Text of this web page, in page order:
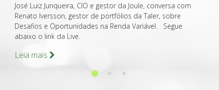
José Luiz Junqueira, CIO e gestor da Joule, conversa com
Renato Iversson, gestor de portfólios da Taler, sobre
Desafios e Oportunidades na Renda Variável. Segue
abaixo o link da Live.
Leia mais